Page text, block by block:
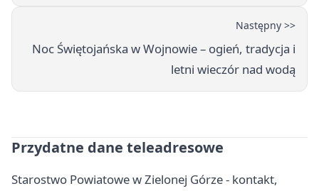
Następny >>
Noc Świętojańska w Wojnowie – ogień, tradycja i
letni wieczór nad wodą
Przydatne dane teleadresowe
Starostwo Powiatowe w Zielonej Górze - kontakt,